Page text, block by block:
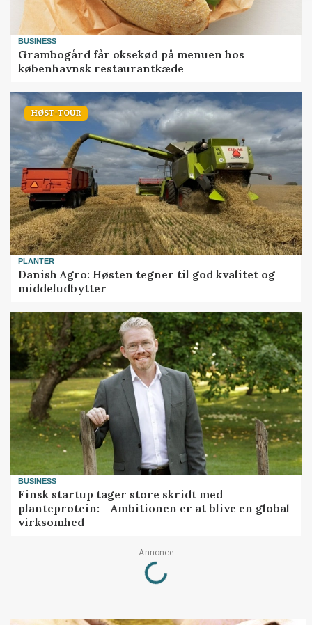
BUSINESS
Grambogård får oksekød på menuen hos
københavnsk restaurantkæde
HØST-TOUR
PLANTER
Danish Agro: Høsten tegner til god kvalitet og
middeludbytter
BUSINESS
Finsk startup tager store skridt med
planteprotein: - Ambitionen er at blive en global
virksomhed
Annonce
Loading...